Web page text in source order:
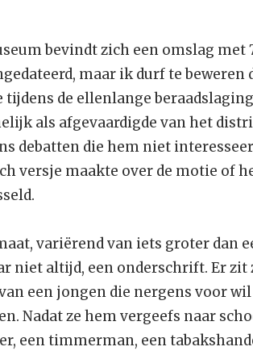
bevindt zich een omslag met
maar ik durf te beweren
de ellenlange
als afgevaardigde van het
debatten die hem niet
versje maakte over de motie of
variërend van iets groter dan
niet altijd, een onderschrift. Er zit
een jongen die nergens voor
Nadat ze hem vergeefs naar
een timmerman, een